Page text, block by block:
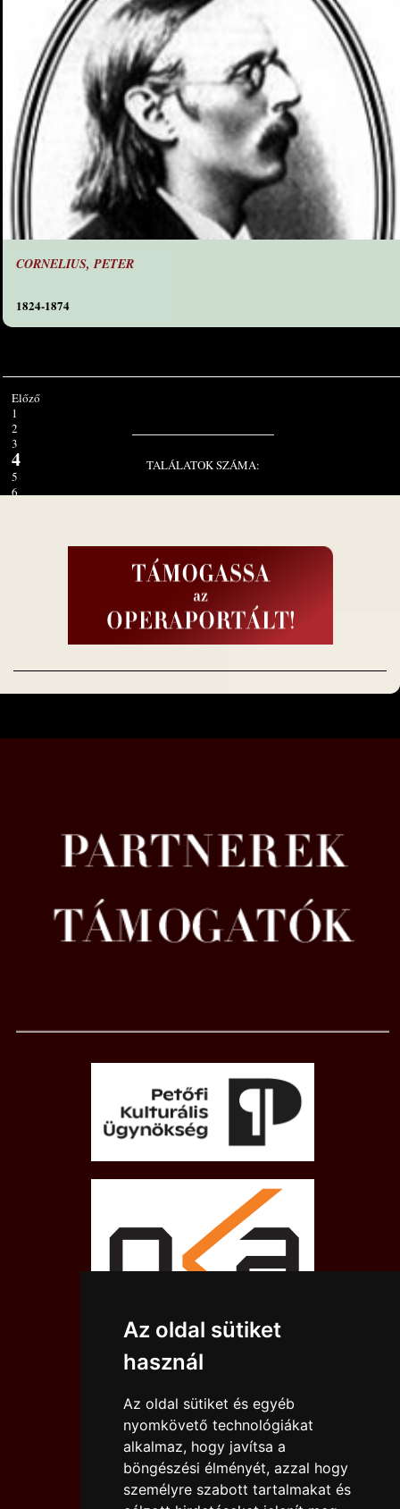
Az oldal sütiket
használ
Az oldal sütiket és egyéb
nyomkövető technológiákat
alkalmaz, hogy javítsa a
böngészési élményét, azzal hogy
személyre szabott tartalmakat és
CORNELIUS, PETER
1824-1874
Előző
1
2
3
4
5
6
TALÁLATOK SZÁMA: